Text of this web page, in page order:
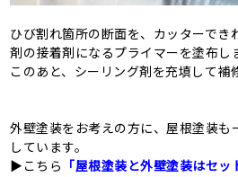
ひび割れ箇所の断面を、カッターでき
剤の接着剤になるプライマーを塗布し
このあと、シーリング剤を充填して補
外壁塗装をお考えの方に、屋根塗装も
しています。
▶こちら 「屋根塗装と外壁塗装はセッ